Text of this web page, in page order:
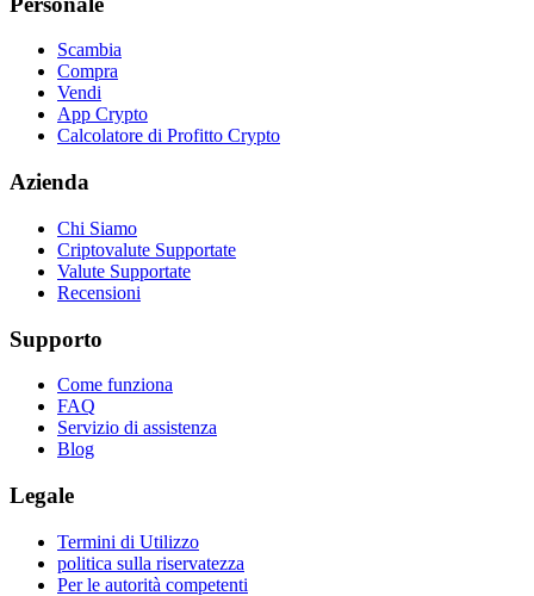
Scambia
Compra
Vendi
App Crypto
Calcolatore di Profitto Crypto
Azienda
Chi Siamo
Criptovalute Supportate
Valute Supportate
Recensioni
Supporto
Come funziona
FAQ
Servizio di assistenza
Blog
Legale
Termini di Utilizzo
politica sulla riservatezza
Per le autorità competenti